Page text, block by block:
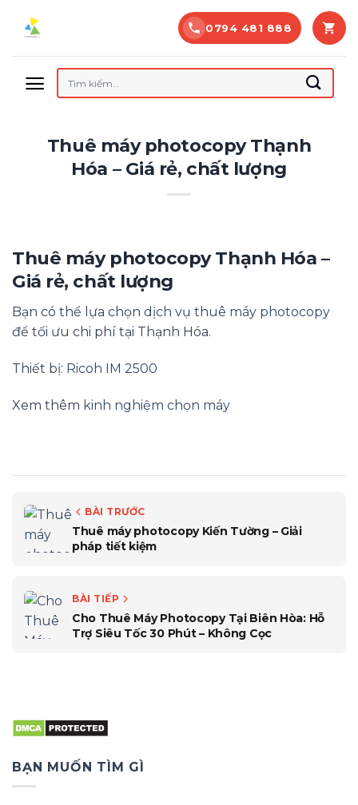
0794 481 888
Tìm
kiếm:
Thuê máy photocopy Thạnh
Hóa – Giá rẻ, chất lượng
Thuê máy photocopy Thạnh Hóa –
Giá rẻ, chất lượng
Bạn có thể lựa chọn dịch vụ thuê máy photocopy
để tối ưu chi phí tại Thạnh Hóa.
Thiết bị: Ricoh IM 2500
Xem thêm kinh nghiệm chọn máy
BÀI TRƯỚC
Thuê máy photocopy Kiến Tường – Giải
pháp tiết kiệm
BÀI TIẾP
Cho Thuê Máy Photocopy Tại Biên Hòa: Hỗ
Trợ Siêu Tốc 30 Phút – Không Cọc
BẠN MUỐN TÌM GÌ